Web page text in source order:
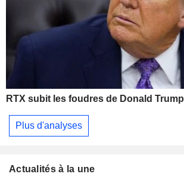
RTX subit les foudres de Donald Trump
Plus d'analyses
Actualités à la une